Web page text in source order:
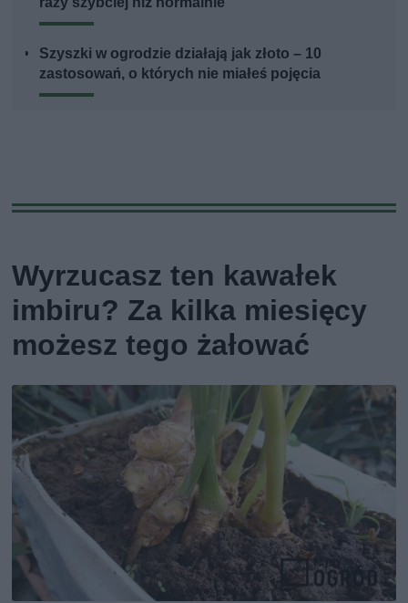
Szyszki w ogrodzie działają jak złoto – 10
zastosowań, o których nie miałeś pojęcia
Wyrzucasz ten kawałek
imbiru? Za kilka miesięcy
możesz tego żałować